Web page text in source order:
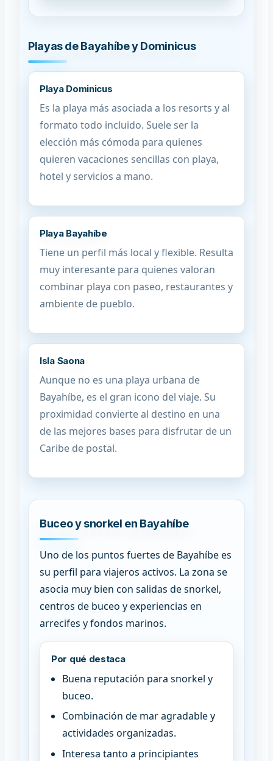
Playas de Bayahíbe y Dominicus
Playa Dominicus
Es la playa más asociada a los resorts y al
formato todo incluido. Suele ser la
elección más cómoda para quienes
quieren vacaciones sencillas con playa,
hotel y servicios a mano.
Playa Bayahíbe
Tiene un perfil más local y flexible. Resulta
muy interesante para quienes valoran
combinar playa con paseo, restaurantes y
ambiente de pueblo.
Isla Saona
Aunque no es una playa urbana de
Bayahíbe, es el gran icono del viaje. Su
proximidad convierte al destino en una
de las mejores bases para disfrutar de un
Caribe de postal.
Buceo y snorkel en Bayahíbe
Uno de los puntos fuertes de Bayahíbe es
su perfil para viajeros activos. La zona se
asocia muy bien con salidas de snorkel,
centros de buceo y experiencias en
arrecifes y fondos marinos.
Por qué destaca
Buena reputación para snorkel y
buceo.
Combinación de mar agradable y
actividades organizadas.
Interesa tanto a principiantes